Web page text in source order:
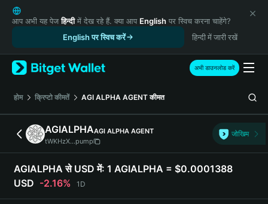
English
日本語
Русский
Español (Latinoamérica)
Türkçe
Italiano
Deutsch
简体中文
繁體中文
Português (Portugal)
Bahasa Indonesia
आप अभी यह पेजहिन्दीमें देख रहे हैं. क्या आप English पर स्विच करना चाहेंगे?
English पर स्विच करें
हिन्दी में जारी रखें
अभी डाउनलोड करें
होम क्रिप्टो कीमतें AGI ALPHA AGENT कीमत
AGIALPHAAGI ALPHA AGENT
tWKHzX...pump
जोखिम
AGIALPHA से USD में: 1 AGIALPHA = $0.0001388
USD -2.16% 1D